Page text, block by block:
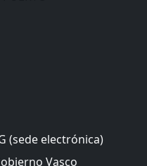
DE TRANSPORTES)
DE GIPUZKOA
(sede electrónica)
Vasco